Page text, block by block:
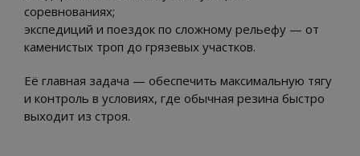
соревнованиях;
экспедиций и поездок по сложному рельефу — от
каменистых троп до грязевых участков.
Её главная задача — обеспечить максимальную тягу
и контроль в условиях, где обычная резина быстро
выходит из строя.